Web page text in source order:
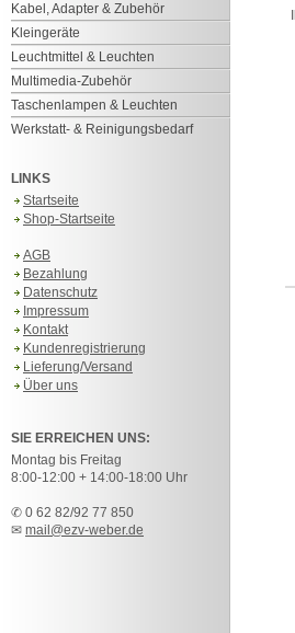
Kabel, Adapter & Zubehör
Kleingeräte
Leuchtmittel & Leuchten
Multimedia-Zubehör
Taschenlampen & Leuchten
Werkstatt- & Reinigungsbedarf
LINKS
Startseite
Shop-Startseite
AGB
Bezahlung
Datenschutz
Impressum
Kontakt
Kundenregistrierung
Lieferung/Versand
Über uns
SIE ERREICHEN UNS:
Montag bis Freitag
8:00-12:00 + 14:00-18:00 Uhr
✆ 0 62 82/92 77 850
✉ mail@ezv-weber.de